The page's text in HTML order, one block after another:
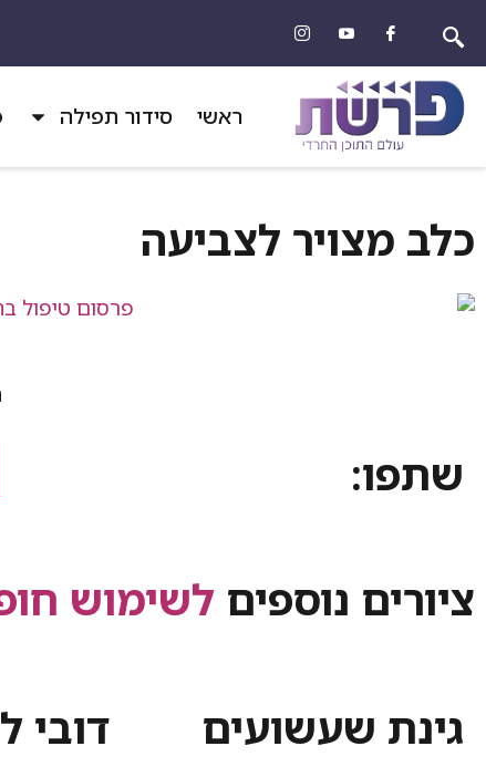
ראשי סידור תפילה
כלב מצויר לצביעה
שתפו:
ציורים נוספים לשימוש
גינת שעשועים
דובי